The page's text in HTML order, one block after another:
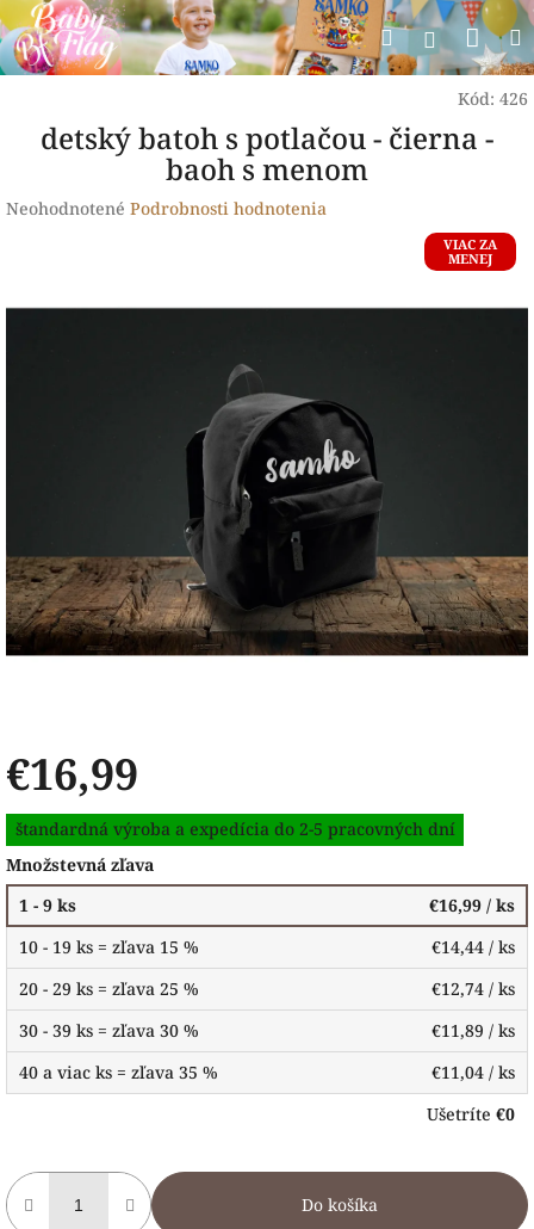
Prejsť
na
obsah
Hľadať
Kód: 426
detský batoh s potlačou - čierna -
baoh s menom
Priemerné
0,0
Neohodnotené Podrobnosti hodnotenia
VIAC ZA
MENEJ
€16,99
Jednotková
cena:
štandardná výroba a expedícia do 2-5 pracovných dní
Množstevná zľava
1 - 9 ks
€16,99 / ks
10 - 19 ks = zľava 15 %
€14,44 / ks
20 - 29 ks = zľava 25 %
€12,74 / ks
30 - 39 ks = zľava 30 %
€11,89 / ks
40 a viac ks = zľava 35 %
€11,04 / ks
Ušetríte €0
Do košíka